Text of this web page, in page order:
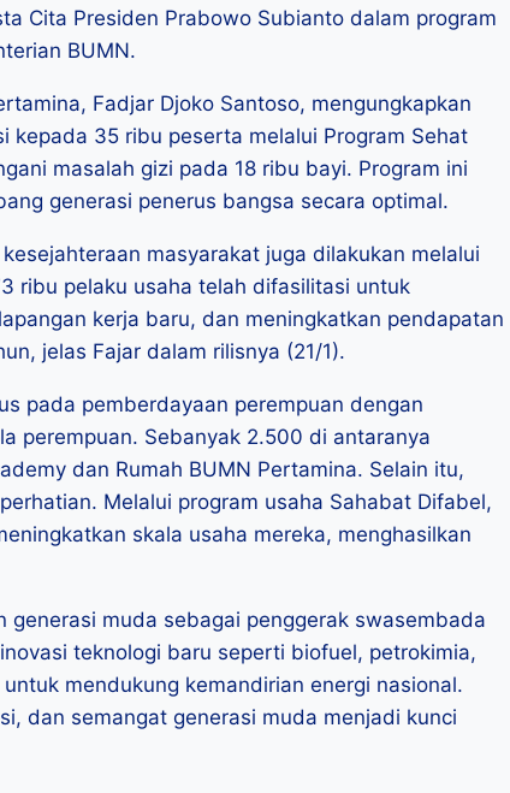
Cita Presiden Prabowo Subianto dalam program
BUMN.
Fadjar Djoko Santoso, mengungkapkan
kepada 35 ribu peserta melalui Program Sehat
masalah gizi pada 18 ribu bayi. Program ini
generasi penerus bangsa secara optimal.
masyarakat juga dilakukan melalui
ribu pelaku usaha telah difasilitasi untuk
kerja baru, dan meningkatkan pendapatan
jelas Fajar dalam rilisnya (21/1).
pada pemberdayaan perempuan dengan
perempuan. Sebanyak 2.500 di antaranya
dan Rumah BUMN Pertamina. Selain itu,
Melalui program usaha Sahabat Difabel,
skala usaha mereka, menghasilkan
muda sebagai penggerak swasembada
teknologi baru seperti biofuel, petrokimia,
mendukung kemandirian energi nasional.
dan semangat generasi muda menjadi kunci